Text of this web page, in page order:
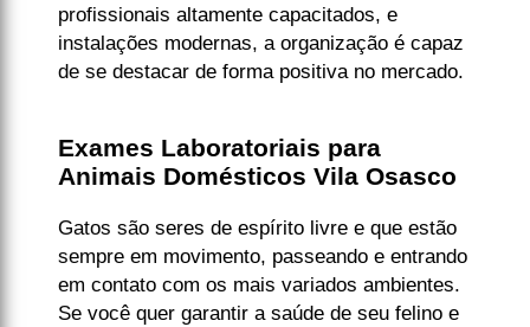
profissionais altamente capacitados, e
instalações modernas, a organização é capaz
de se destacar de forma positiva no mercado.
Exames Laboratoriais para
Animais Domésticos Vila Osasco
Gatos são seres de espírito livre e que estão
sempre em movimento, passeando e entrando
em contato com os mais variados ambientes.
Se você quer garantir a saúde de seu felino e